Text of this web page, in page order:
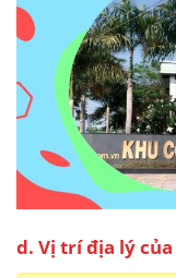
d. Vị trí địa lý